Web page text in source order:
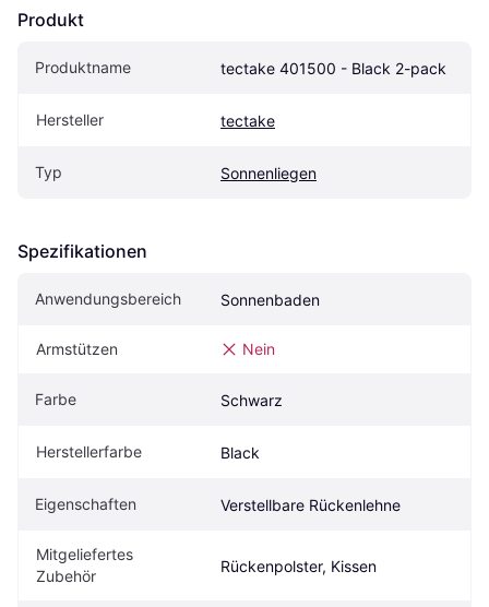
Produkt
Produktname tectake 401500 - Black 2-pack
Hersteller tectake
Typ Sonnenliegen
Spezifikationen
Anwendungsbereich Sonnenbaden
Armstützen Nein
Farbe Schwarz
Herstellerfarbe Black
Eigen­schaften Verstellbare Rückenlehne
Mitgeliefertes
Zubehör
Rückenpolster, Kissen